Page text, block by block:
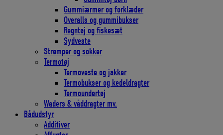
Gummiærmer og forklæder
Overalls og gummibukser
Regntøj og fiskesæt
Sydveste
Strømper og sokker
Termotøj
Termoveste og jakker
Termobukser og kedeldragter
Termoundertøj
Waders & våddragter mv.
Bådudstyr
Additiver